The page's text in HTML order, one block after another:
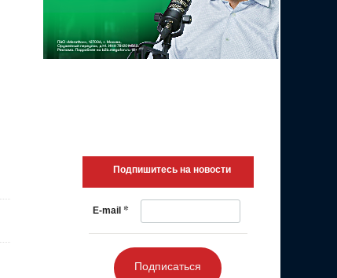
Подпишитесь на новости
E-mail *
Подписаться